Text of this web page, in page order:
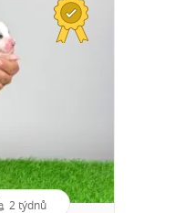
2 týdnů